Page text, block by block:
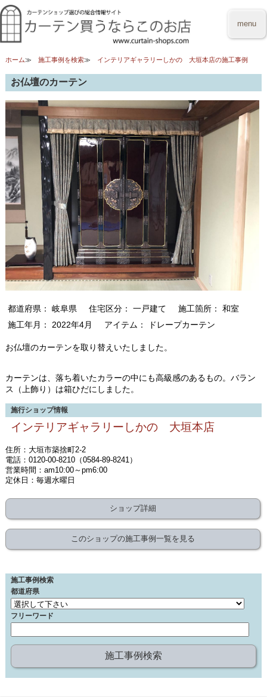
menu
ホーム 施工事例を検索 インテリアギャラリーしかの 大垣本店の施工事例
お仏壇のカーテン
都道府県： 岐阜県 住宅区分： 一戸建て
施工箇所： 和室
施工年月： 2022年4月
アイテム： ドレープカーテン
お仏壇のカーテンを取り替えいたしました。
カーテンは、落ち着いたカラーの中にも高級感のあるもの。バラン
ス（上飾り）は箱ひだにしました。
施行ショップ情報
インテリアギャラリーしかの 大垣本店
住所：大垣市築捨町2-2
電話：0120-00-8210（0584-89-8241）
営業時間：am10:00～pm6:00
定休日：毎週水曜日
ショップ詳細
このショップの施工事例一覧を見る
施工事例検索
都道府県
フリーワード